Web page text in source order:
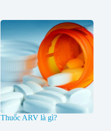
Thuốc ARV là gì?